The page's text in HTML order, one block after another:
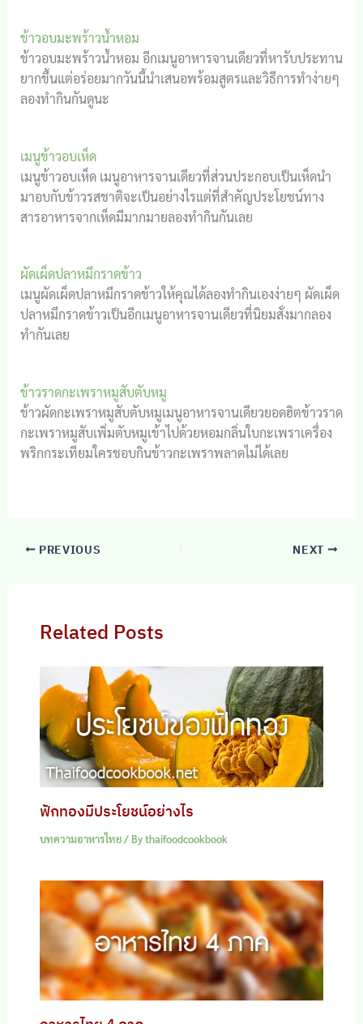
ข้าวอบมะพร้าวน้ำหอม
ข้าวอบมะพร้าวน้ำหอม อีกเมนูอาหารจานเดียวที่หารับประทาน
ยากขึ้นแต่อร่อยมากวันนี้นำเสนอพร้อมสูตรและวิธีการทำง่ายๆ
ลองทำกินกันดูนะ
เมนูข้าวอบเห็ด
เมนูข้าวอบเห็ด เมนูอาหารจานเดียวที่ส่วนประกอบเป็นเห็ดนำ
มาอบกับข้าวรสชาติจะเป็นอย่างไรแต่ที่สำคัญประโยชน์ทาง
สารอาหารจากเห็ดมีมากมายลองทำกินกันเลย
ผัดเผ็ดปลาหมึกราดข้าว
เมนูผัดเผ็ดปลาหมึกราดข้าวให้คุณได้ลองทำกินเองง่ายๆ ผัดเผ็ด
ปลาหมึกราดข้าวเป็นอีกเมนูอาหารจานเดียวที่นิยมสั่งมากลอง
ทำกันเลย
ข้าวราดกะเพราหมูสับตับหมู
ข้าวผัดกะเพราหมูสับตับหมูเมนูอาหารจานเดียวยอดฮิตข้าวราด
กะเพราหมูสับเพิ่มตับหมูเข้าไปด้วยหอมกลิ่นใบกะเพราเครื่อง
พริกกระเทียมใครชอบกินข้าวกะเพราพลาดไม่ได้เลย
PREVIOUS NEXT
Related Posts
ฟักทองมีประโยชน์อย่างไร
บทความอาหารไทย/ Bythaifoodcookbook